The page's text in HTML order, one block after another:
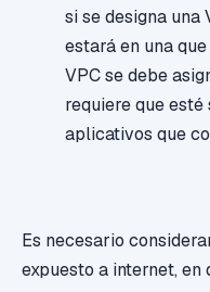
si se designa una
estará en una
VPC se debe
requiere que
aplicativos que
Es necesario
expuesto a internet, en